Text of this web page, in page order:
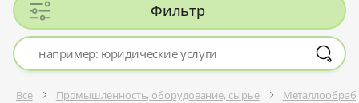
Фильтр
Все Промышленность, оборудование, сырье